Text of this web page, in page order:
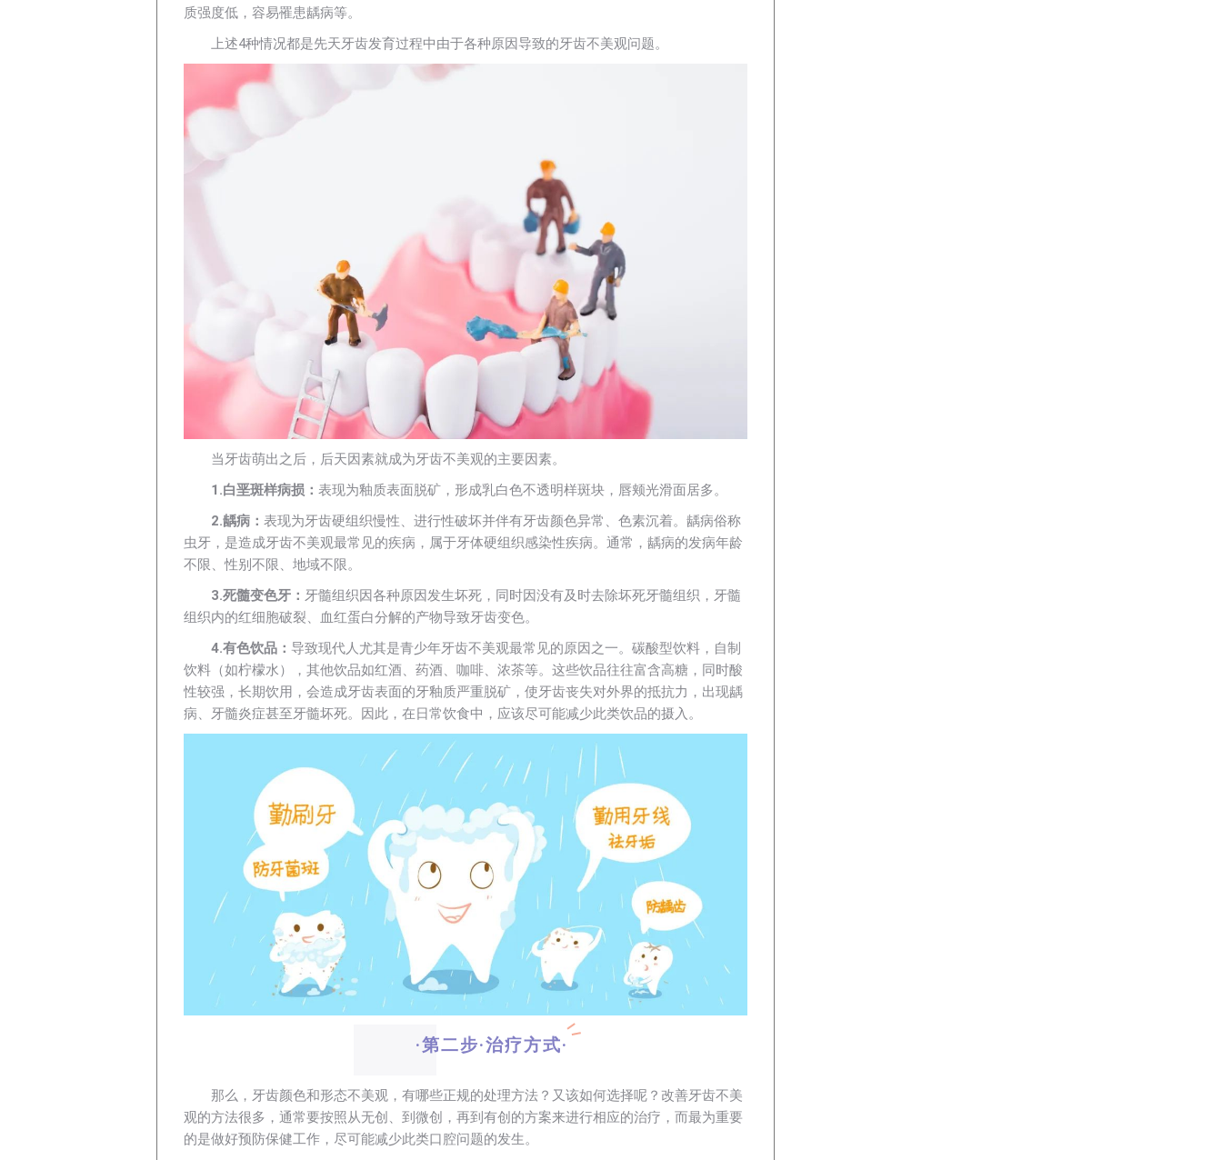
质强度低，容易罹患龋病等。
上述4种情况都是先天牙齿发育过程中由于各种原因导致的牙齿不美观问题。
当牙齿萌出之后，后天因素就成为牙齿不美观的主要因素。
1.白垩斑样病损： 表现为釉质表面脱矿，形成乳白色不透明样斑块，唇颊光滑面居多。
2.龋病： 表现为牙齿硬组织慢性、进行性破坏并伴有牙齿颜色异常、色素沉着。龋病俗称
虫牙，是造成牙齿不美观最常见的疾病，属于牙体硬组织感染性疾病。通常，龋病的发病年龄
不限、性别不限、地域不限。
3.死髓变色牙： 牙髓组织因各种原因发生坏死，同时因没有及时去除坏死牙髓组织，牙髓
组织内的红细胞破裂、血红蛋白分解的产物导致牙齿变色。
4.有色饮品： 导致现代人尤其是青少年牙齿不美观最常见的原因之一。碳酸型饮料，自制
饮料（如柠檬水），其他饮品如红酒、药酒、咖啡、浓茶等。这些饮品往往富含高糖，同时酸
性较强，长期饮用，会造成牙齿表面的牙釉质严重脱矿，使牙齿丧失对外界的抵抗力，出现龋
病、牙髓炎症甚至牙髓坏死。因此，在日常饮食中，应该尽可能减少此类饮品的摄入。
·第二步·治疗方式·
那么，牙齿颜色和形态不美观，有哪些正规的处理方法？又该如何选择呢？改善牙齿不美
观的方法很多，通常要按照从无创、到微创，再到有创的方案来进行相应的治疗，而最为重要
的是做好预防保健工作，尽可能减少此类口腔问题的发生。